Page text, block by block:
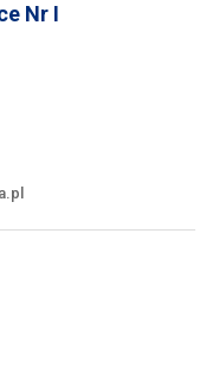
Nr I